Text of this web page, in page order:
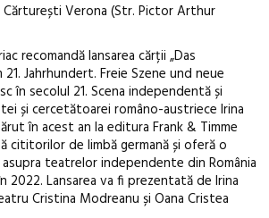
Cărturești Verona (Str. Pictor Arthur
recomandă lansarea cărții „Das
Jahrhundert. Freie Szene und neue
în secolul 21. Scena independentă și
și cercetătoarei româno-austriece Irina
în acest an la editura Frank & Timme
cititorilor de limbă germană și oferă o
teatrelor independente din România
2022. Lansarea va fi prezentată de Irina
Cristina Modreanu și Oana Cristea